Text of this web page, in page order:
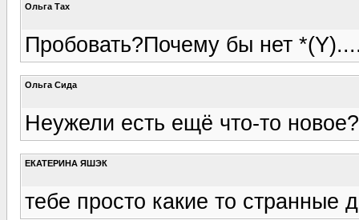
Ольга Тах
Пробовать?Почему бы нет
Ольгa Сида
Неужели есть ещё что-то новое?
ЕКАТЕРИНА ЯШЭК
тебе просто какие то странные